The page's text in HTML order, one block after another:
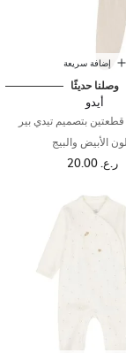
إضافة سريعة
وصلنا حديثًا
أيدو
بتصميم تيدي بير
الأبيض والبيج
ر.ع. 20.00